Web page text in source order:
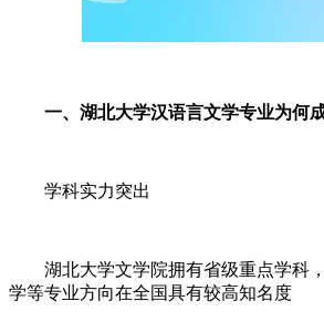
一、湖北大学汉语言文学专业为何
学科实力突出
湖北大学文学院拥有省级重点学科
学等专业方向在全国具有较高知名度